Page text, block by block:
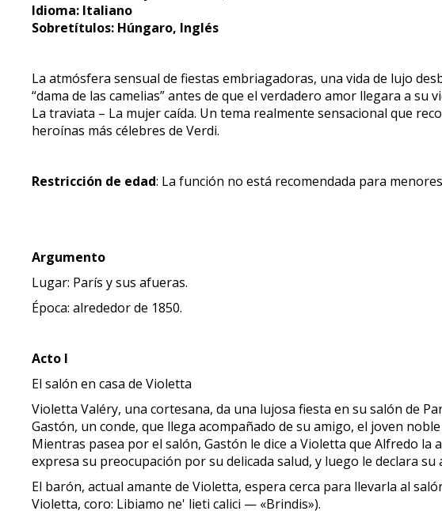
Idioma: Italiano
Sobretítulos: Húngaro, Inglés
La atmósfera sensual de fiestas embriagadoras, una vida de lujo
“dama de las camelias” antes de que el verdadero amor llegara a su
La traviata – La mujer caída. Un tema realmente sensacional que
heroínas más célebres de Verdi.
Restricción de edad: La función no está recomendada para
Argumento
Lugar: París y sus afueras.
Época: alrededor de 1850.
Acto I
El salón en casa de Violetta
Violetta Valéry, una cortesana, da una lujosa fiesta en su salón de
Gastón, un conde, que llega acompañado de su amigo, el joven
Mientras pasea por el salón, Gastón le dice a Violetta que Alfredo
expresa su preocupación por su delicada salud, y luego le declara su
El barón, actual amante de Violetta, espera cerca para llevarla al
Violetta, coro: Libiamo ne' lieti calici — «Brindis»).